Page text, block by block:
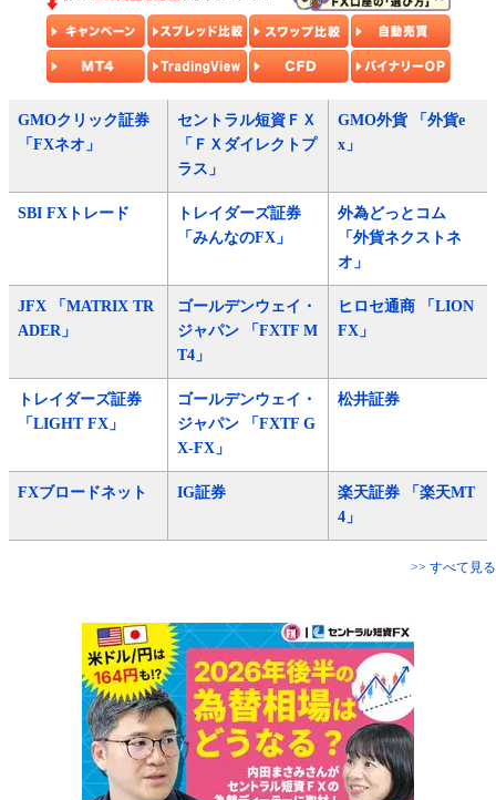
GMOクリック証券
「FXネオ」
セントラル短資ＦＸ
「ＦＸダイレクトプ
ラス」
GMO外貨 「外貨e
x」
SBI FXトレード
トレイダーズ証券
「みんなのFX」
外為どっとコム
「外貨ネクストネ
オ」
JFX 「MATRIX TR
ADER」
ゴールデンウェイ・
ジャパン 「FXTF M
T4」
ヒロセ通商 「LION
FX」
トレイダーズ証券
「LIGHT FX」
ゴールデンウェイ・
ジャパン 「FXTF G
X-FX」
松井証券
FXブロードネット IG証券
楽天証券 「楽天MT
4」
>> すべて見る